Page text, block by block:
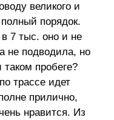
великого и
порядок.
7 тыс. оно и не
не подводила, но
пробеге?
трассе идет
прилично,
нравится. Из